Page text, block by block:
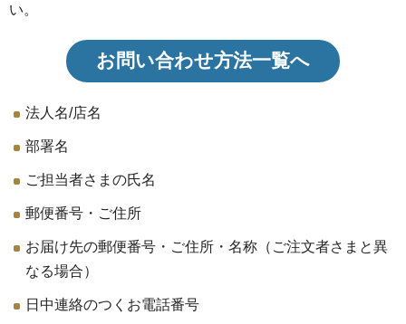
い。
お問い合わせ方法一覧へ
法人名/店名
部署名
ご担当者さまの氏名
郵便番号・ご住所
お届け先の郵便番号・ご住所・名称（ご注文者さまと異
なる場合）
日中連絡のつくお電話番号